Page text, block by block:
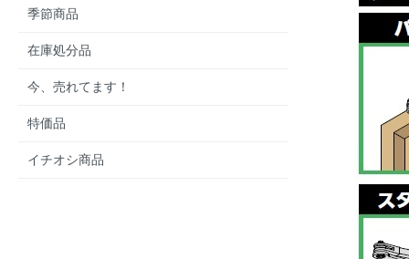
季節商品
在庫処分品
今、売れてます！
特価品
イチオシ商品